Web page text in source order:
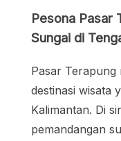
Pesona Pasar
Sungai di
Pasar Terapung
destinasi wisata
Kalimantan. Di
pemandangan